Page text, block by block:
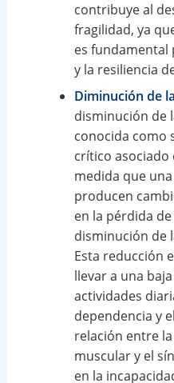
contribuye al
fragilidad, ya
es fundamental
y la resiliencia
Diminución de
disminución de
conocida como
crítico asociado
medida que
producen
en la pérdida
disminución de
Esta reducción
llevar a una
actividades
dependencia y
relación entre
muscular y el
en la